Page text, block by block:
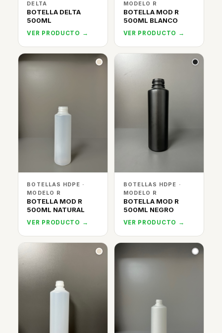
DELTA
BOTELLA DELTA
500ML
VER PRODUCTO →
MODELO R
BOTELLA MOD R
500ML BLANCO
VER PRODUCTO →
BOTELLAS HDPE ·
MODELO R
BOTELLA MOD R
500ML NATURAL
VER PRODUCTO →
BOTELLAS HDPE ·
MODELO R
BOTELLA MOD R
500ML NEGRO
VER PRODUCTO →